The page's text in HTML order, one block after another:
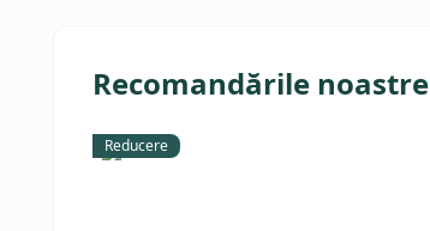
Recomandările noastre
Reducere